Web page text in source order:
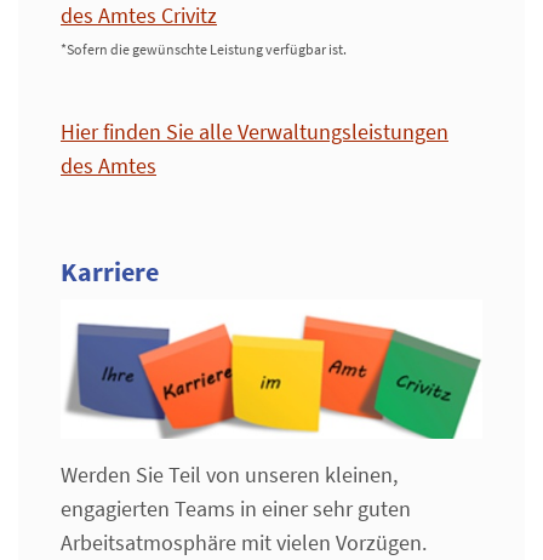
des Amtes Crivitz
*Sofern die gewünschte Leistung verfügbar ist.
Hier finden Sie alle Verwaltungsleistungen
des Amtes
Karriere
Werden Sie Teil von unseren kleinen,
engagierten Teams in einer sehr guten
Arbeitsatmosphäre mit vielen Vorzügen.